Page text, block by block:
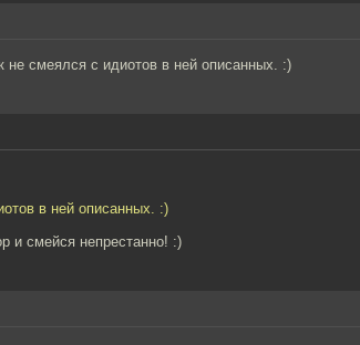
не смеялся с идиотов в ней описанных. :)
в ней описанных. :)
и смейся непрестанно! :)